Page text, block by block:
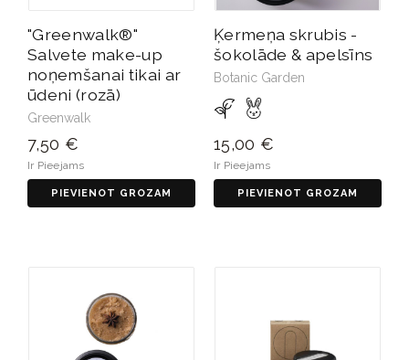
"Greenwalk®"
Salvete make-up
noņemšanai tikai ar
ūdeni (rozā)
Greenwalk
7,50 €
Ir Pieejams
PIEVIENOT GROZAM
Ķermeņa skrubis -
šokolāde & apelsīns
Botanic Garden
15,00 €
Ir Pieejams
PIEVIENOT GROZAM